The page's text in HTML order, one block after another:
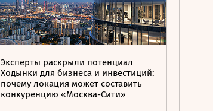
Эксперты раскрыли потенциал
Ходынки для бизнеса и инвестиций:
почему локация может составить
конкуренцию «Москва-Сити»